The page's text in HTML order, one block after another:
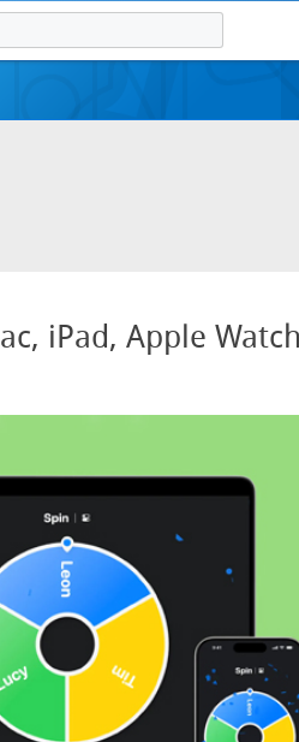
iPad, Apple